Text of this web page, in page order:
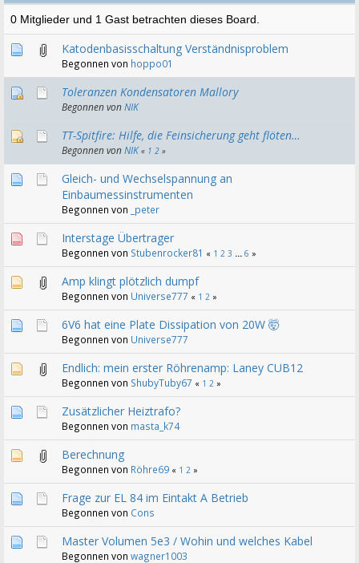
0 Mitglieder und 1 Gast betrachten dieses Board.
Katodenbasisschaltung Verständnisproblem
Begonnen von hoppo01
Toleranzen Kondensatoren Mallory
Begonnen vonNIK
TT-Spitfire: Hilfe, die Feinsicherung geht flöten…
Begonnen vonNIK « 1 2 »
Gleich- und Wechselspannung an
Einbaumessinstrumenten
Begonnen von _peter
Interstage Übertrager
Begonnen von Stubenrocker81 « 1 2 3 ... 6 »
Amp klingt plötzlich dumpf
Begonnen von Universe777 « 1 2 »
6V6 hat eine Plate Dissipation von 20W 🤯
Begonnen von Universe777
Endlich: mein erster Röhrenamp: Laney CUB12
Begonnen von ShubyTuby67 « 1 2 »
Zusätzlicher Heiztrafo?
Begonnen von masta_k74
Berechnung
Begonnen von Röhre69 « 1 2 »
Frage zur EL 84 im Eintakt A Betrieb
Begonnen von Cons
Master Volumen 5e3 / Wohin und welches Kabel
Begonnen von wagner1003